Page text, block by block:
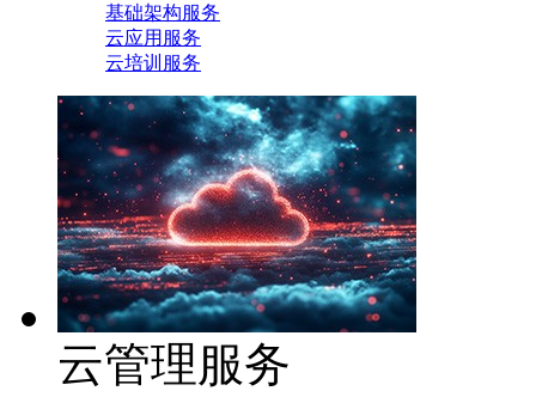
基础架构服务
云应用服务
云培训服务
云管理服务